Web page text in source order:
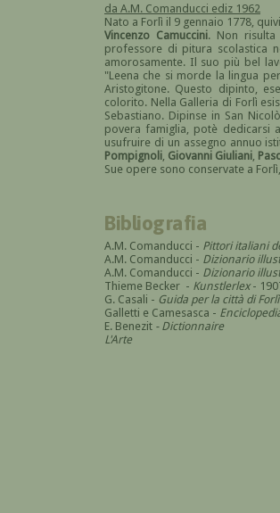
da A.M. Comanducci ediz 1962
Nato a Forlì il 9 gennaio 1778,
Vincenzo Camuccini. Non risulta
professore di pitura scolastica
amorosamente. Il suo più bel
"Leena che si morde la lingua
Aristogitone. Questo dipinto,
colorito. Nella Galleria di Forlì
Sebastiano. Dipinse in San
povera famiglia, potè dedicarsi
usufruire di un assegno annuo
Pompignoli Giovanni Giuliani
Sue opere sono conservate a
Bibliografia
A.M. Comanducci - Pittori italiani
A.M. Comanducci - Dizionario
A.M. Comanducci - Dizionario
Thieme Becker - Kunstlerlex-
G. Casali - Guida per la città di Forlì
Galletti e Camesasca -
E. Benezit - Dictionnaire
L'Arte